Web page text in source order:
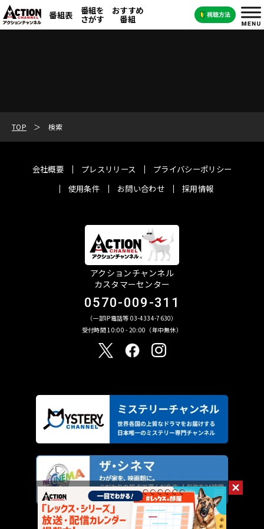
番組表 番組を
さがす
おすすめ
番組
TOP 検索
会社概要 プレスリリース
プライバシーポリシー
使用条件
お問い合わせ 採用情報
アクションチャンネル
カスタマーセンター
0570-009-311
（一部IP電話等 03-4334-7630）
受付時間 10:00 - 20:00（年中無休）